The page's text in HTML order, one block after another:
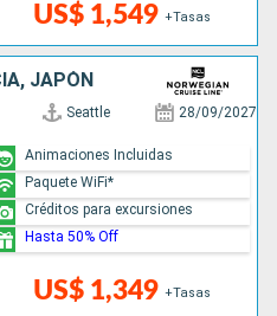
US$ 1,549 +Tasas
JAPÓN
Seattle 28/09/2027
US$ 1,349 +Tasas
Animaciones Incluidas
Paquete WiFi*
Créditos para excursiones
Hasta 50% Off